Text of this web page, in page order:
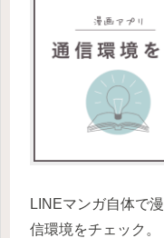
LINEマンガ自体で
信環境をチェック。